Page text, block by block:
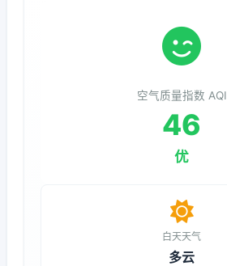
空气质量指数 AQI
46
优
白天天气
多云